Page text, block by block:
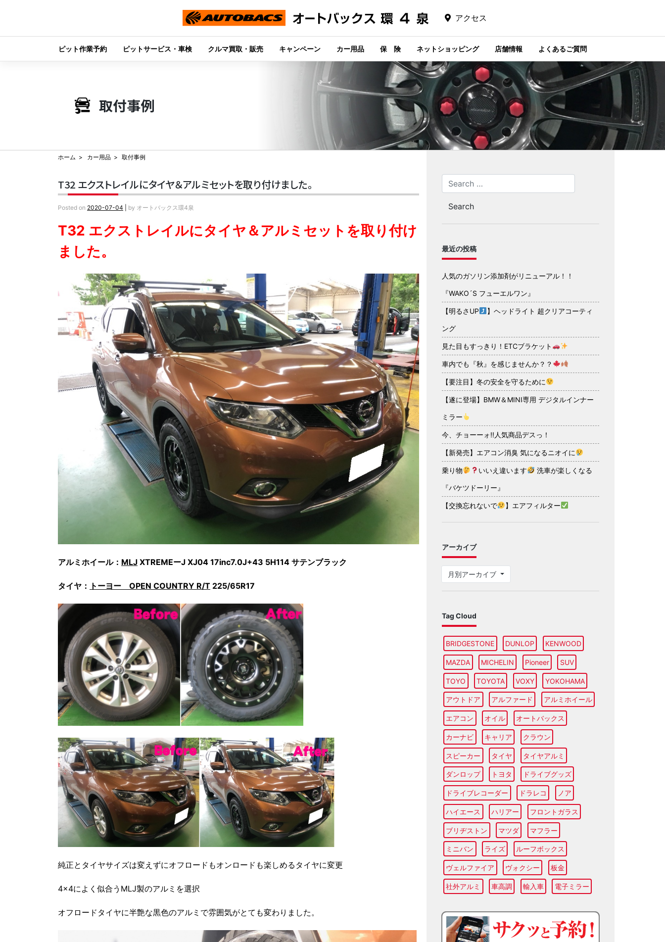
アクセス
ピット作業予約 ピットサービス・車検 クルマ買取・販売 キャンペーン カー用品 保 険 ネットショッピング 店舗情報 よくあるご質問
取付事例
ホーム カー用品 取付事例
T32 エクストレイルにタイヤ＆アルミセットを取り付けました。
Posted on 2020-07-04 by オートバックス環4泉
T32 エクストレイルにタイヤ＆アルミセットを取り付け
ました。
アルミホイール： MLJ XTREMEーJ XJ04 17inc7.0J+43 5H114 サテンブラック
タイヤ： トーヨー OPEN COUNTRY R/T 225/65R17
純正とタイヤサイズは変えずにオフロードもオンロードも楽しめるタイヤに変更
4×4によく似合うMLJ製のアルミを選択
オフロードタイヤに半艶な黒色のアルミで雰囲気がとても変わりました。
最近の投稿
人気のガソリン添加剤がリニューアル！！
『WAKO´S フューエルワン』
【明るさUP 】ヘッドライト 超クリアコーティ
ング
見た目もすっきり！ETCブラケット
車内でも『秋』を感じませんか？？
【要注目】冬の安全を守るために
【遂に登場】BMW＆MINI専用 デジタルインナー
ミラー
今、チョーーォ!!人気商品デスっ！
【新発売】エアコン消臭 気になるニオイに
乗り物 いいえ違います 洗車が楽しくなる
『バケツドーリー』
【交換忘れないで 】エアフィルター
アーカイブ
月別アーカイブ
Tag Cloud
BRIDGESTONE DUNLOP KENWOOD
MAZDA MICHELIN Pioneer SUV
TOYO TOYOTA VOXY YOKOHAMA
アウトドア アルファード アルミホイール
エアコン オイル オートバックス
カーナビ キャリア クラウン
スピーカー タイヤ タイヤアルミ
ダンロップ トヨタ ドライブグッズ
ドライブレコーダー ドラレコ ノア
ハイエース ハリアー フロントガラス
ブリヂストン マツダ マフラー
ミニバン ライズ ルーフボックス
ヴェルファイア ヴォクシー 板金
社外アルミ 車高調 輸入車 電子ミラー